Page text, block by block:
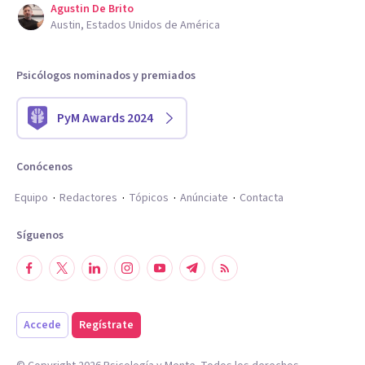
Agustin De Brito
Austin, Estados Unidos de América
Psicólogos nominados y premiados
PyM Awards 2024
Conócenos
Equipo
Redactores Tópicos Anúnciate Contacta
Síguenos
Accede Regístrate